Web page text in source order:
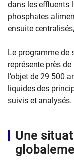
dans les effluents
phosphates
ensuite
Le programme de
représente près
l’objet de 29 500
liquides des
suivis et analysés.
Une